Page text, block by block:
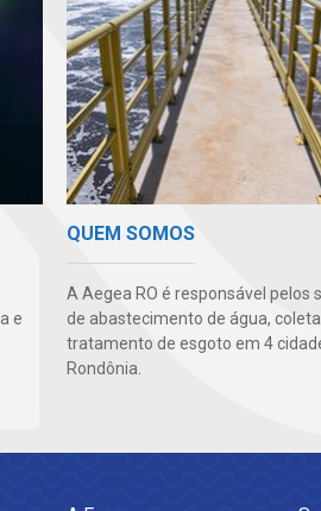
e
QUEM SOMOS
A Aegea RO é responsável pelos
de abastecimento de água,
tratamento de esgoto em 4
Rondônia.